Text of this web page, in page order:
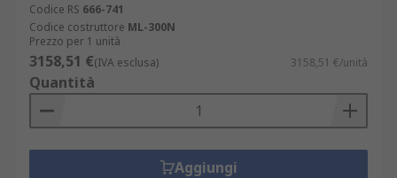
Codice RS 666-741
Codice costruttore ML-300N
Prezzo per 1 unità
3158,51 €(IVA esclusa) 3158,51 €/unità
Quantità
Aggiungi